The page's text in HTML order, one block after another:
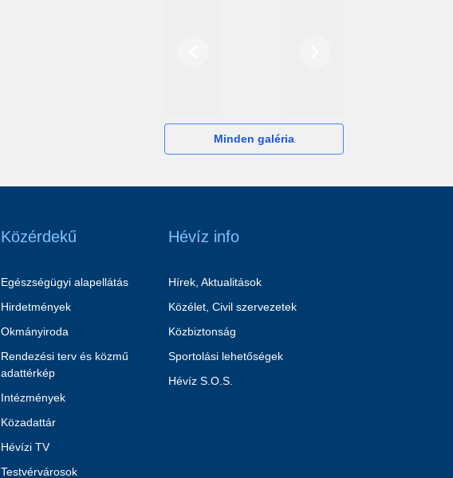
Minden galéria
Közérdekű
Egészségügyi alapellátás
Hirdetmények
Okmányiroda
Rendezési terv és közmű
adattérkép
Intézmények
Közadattár
Hévízi TV
Testvérvárosok
Hévíz info
Hírek, Aktualitások
Közélet, Civil szervezetek
Közbiztonság
Sportolási lehetőségek
Hévíz S.O.S.